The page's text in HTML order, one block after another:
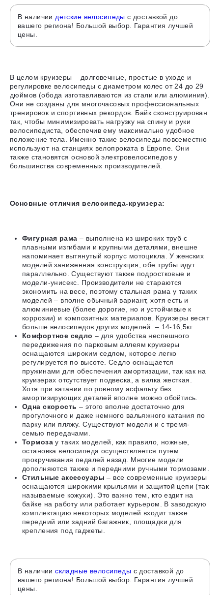
В наличии детские велосипеды с доставкой до
вашего региона! Большой выбор. Гарантия лучшей
цены.
В целом круизеры – долговечные, простые в уходе и
регулировке велосипеды с диаметром колес от 24 до 29
дюймов (обода изготавливаются из стали или алюминия).
Они не созданы для многочасовых профессиональных
тренировок и спортивных рекордов. Байк сконструирован
так, чтобы минимизировать нагрузку на спину и руки
велосипедиста, обеспечив ему максимально удобное
положение тела
. Именно такие велосипеды повсеместно
используют на станциях велопроката в Европе. Они
также становятся основой электровелосипедов у
большинства современных производителей.
Основные отличия велосипеда-круизера:
Фигурная рама – выполнена из широких труб с
плавными изгибами и крупными деталями, внешне
напоминает вытянутый корпус мотоцикла. У женских
моделей заниженная конструкция, обе трубы идут
параллельно. Существуют также подростковые и
модели-унисекс. Производители не стараются
экономить на весе, поэтому стальная рама у таких
моделей – вполне обычный вариант, хотя есть и
алюминиевые (более дорогие, но и устойчивые к
коррозии) и композитных материалов. Круизеры весят
больше велосипедов других моделей. – 14-16,5кг.
Комфортное седло – для удобства неспешного
передвижения по парковым аллеям круизеры
оснащаются широким седлом, которое легко
регулируется по высоте. Седло оснащается
пружинами для обеспечения амортизации, так как на
круизерах отсутствует подвеска, а вилка жесткая.
Хотя при катании по ровному асфальту без
амортизирующих деталей вполне можно обойтись.
Одна скорость – этого вполне достаточно для
прогулочного и даже немного вальяжного катания по
парку или пляжу. Существуют модели и с тремя-
семью передачами.
Тормозау таких моделей, как правило, ножные,
остановка велосипеда осуществляется путем
прокручивания педалей назад. Многие модели
дополняются также и передними ручными тормозами.
Стильные аксессуары – все современные круизеры
оснащаются широкими крыльями и защитой цепи (так
называемые кожухи). Это важно тем, кто ездит на
байке на работу или работает курьером. В заводскую
комплектацию некоторых моделей входит также
передний или задний багажник, площадки для
крепления под гаджеты.
В наличиискладные велосипеды с доставкой до
вашего региона! Большой выбор. Гарантия лучшей
цены.